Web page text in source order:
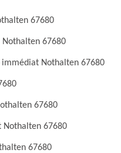
67680
Nothalten 67680
Nothalten 67680
67680
Nothalten 67680
67680